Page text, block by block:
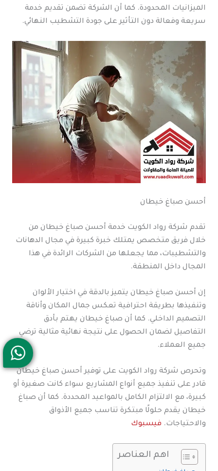
الميزانيات المحدودة. كما أن الشركة تضمن تقديم خدمة
سريعة وفعالة دون التأثير على جودة التشطيب النهائي.
أحسن صباغ خيطان
تقدم شركة رواد الكويت خدمة أحسن صباغ خيطان من
خلال فريق متخصص يمتلك خبرة كبيرة في مجال الدهانات
والتشطيبات، مما يجعلها من الشركات الرائدة في هذا
المجال داخل المنطقة.
إن أحسن صباغ خيطان يتميز بالدقة في اختيار الألوان
وتنفيذها بطريقة احترافية تعكس جمال المكان وأناقة
التصميم الداخلي. كما أن صباغ خيطان يهتم بأدق
التفاصيل لضمان الحصول على نتيجة نهائية مثالية ترضي
جميع العملاء.
وتحرص شركة رواد الكويت على توفير أحسن صباغ خيطان
قادر على تنفيذ جميع أنواع المشاريع سواء كانت صغيرة أو
كبيرة، مع الالتزام الكامل بالمواعيد المحددة. كما أن صباغ
خيطان يقدم حلولًا مبتكرة تناسب جميع الأذواق
والاحتياجات. فيسبوك
اهم العناصر